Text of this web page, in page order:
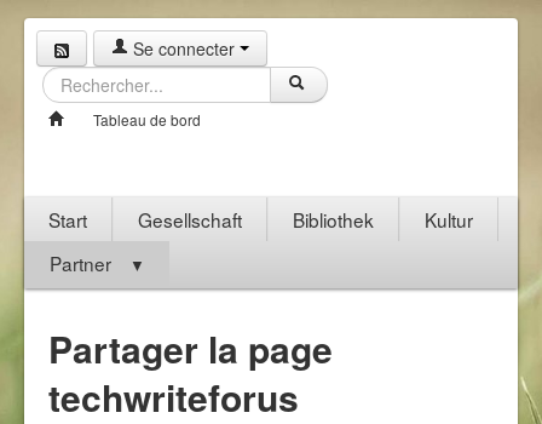
Se connecter
Tableau de bord
Start Gesellschaft Bibliothek
Kultur
Partner
▼
Partager la page
techwriteforus